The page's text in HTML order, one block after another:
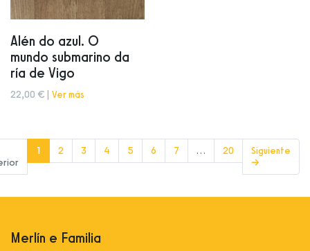
Alén do azul. O
mundo submarino da
ría de Vigo
22,00 € | Ver más
1 (current)
2 3 4 5 6 7 … 20
Siguiente
→
Merlín e Familia